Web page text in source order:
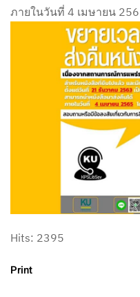
ภายในวันที่ 4 เมษายน
Hits: 2395
Print